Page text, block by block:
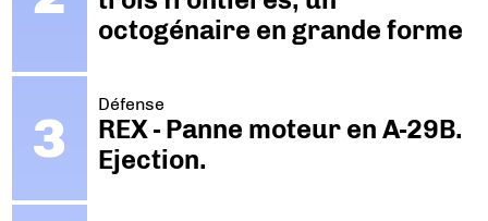
octogénaire en grande forme
Défense
REX - Panne moteur en A-29B.
Ejection.